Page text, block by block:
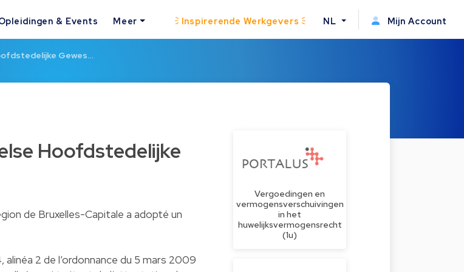
& Events Meer Inspirerende Werkgevers NL Mijn Account
Gewes…
Hoofdstedelijke
de Bruxelles-Capitale a adopté un
alinéa 2 de l’ordonnance du 5 mars 2009
Vergoedingen en
vermogensverschuivingen
in het
huwelijksvermogensrecht
(1u)